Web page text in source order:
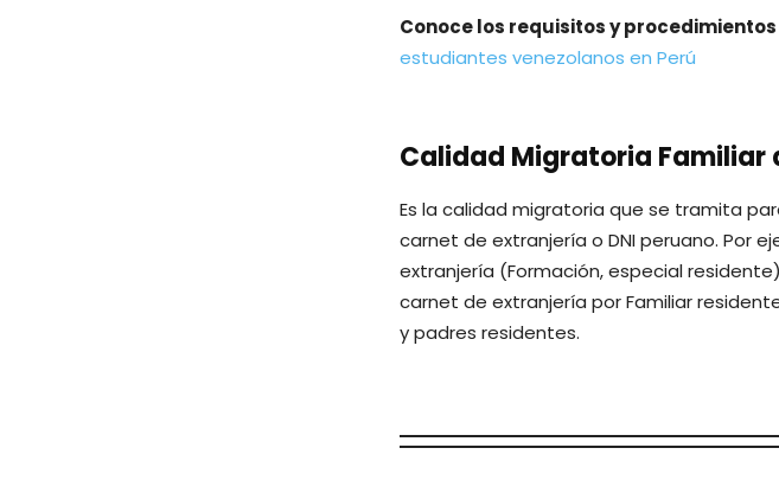
Conoce los requisitos y
estudiantes venezolanos en Perú
Calidad Migratoria Familiar
Es la calidad migratoria que se tramita
carnet de extranjería o DNI peruano. Por
extranjería (Formación, especial
carnet de extranjería por Familiar
y padres residentes.